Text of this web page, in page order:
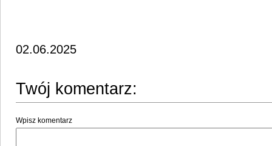
02.06.2025
Twój komentarz:
Wpisz komentarz